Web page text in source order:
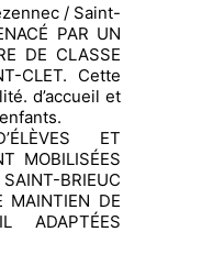
/ Saint-
PAR UN
DE CLASSE
CLET. Cette
d’accueil et
ET
MOBILISÉES
BRIEUC
MAINTIEN DE
ADAPTÉES